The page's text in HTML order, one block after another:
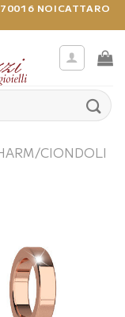
NOICATTARO
CIONDOLI